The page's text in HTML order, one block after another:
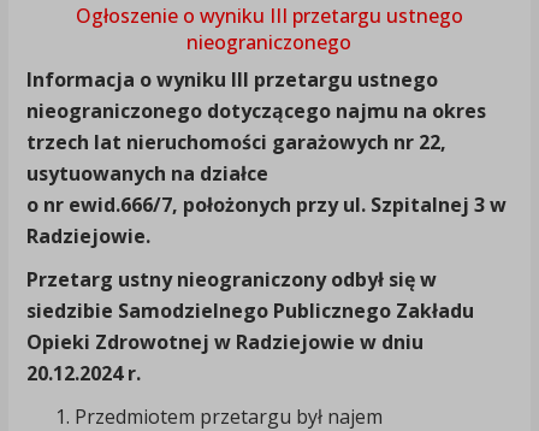
Ogłoszenie o wyniku III przetargu ustnego
nieograniczonego
Informacja o wyniku III przetargu ustnego
nieograniczonego dotyczącego najmu na okres
trzech lat nieruchomości garażowych nr 22,
usytuowanych na działce
o nr ewid.666/7, położonych przy ul. Szpitalnej 3 w
Radziejowie.
Przetarg ustny nieograniczony odbył się w
siedzibie Samodzielnego Publicznego Zakładu
Opieki Zdrowotnej w Radziejowie w dniu
20.12.2024 r.
Przedmiotem przetargu był najem